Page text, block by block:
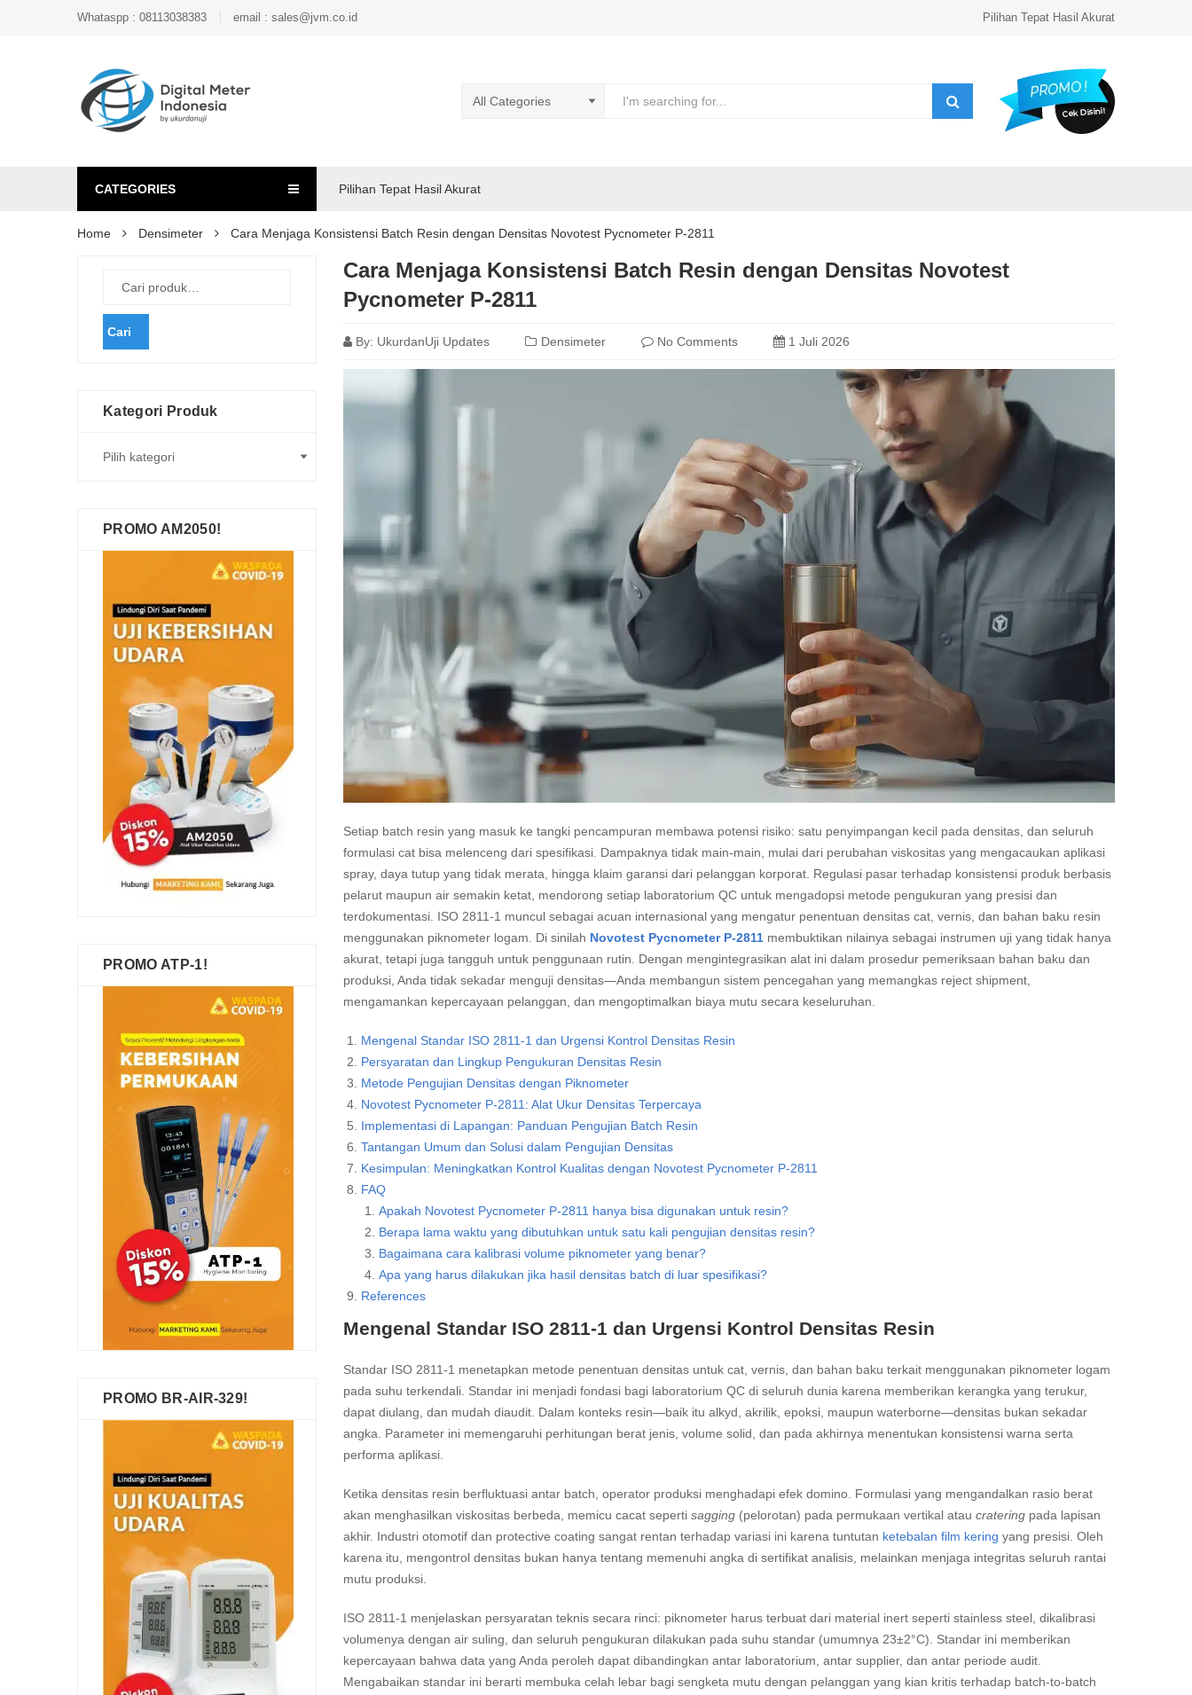
Whataspp : 08113038383 email : sales@jvm.co.id Pilihan Tepat Hasil Akurat
CATEGORIES Pilihan Tepat Hasil Akurat
Home Densimeter Cara Menjaga Konsistensi Batch Resin dengan Densitas Novotest Pycnometer P-2811
Cara Menjaga Konsistensi Batch Resin dengan Densitas Novotest
Pycnometer P-2811
By: UkurdanUji Updates Densimeter No Comments 1 Juli 2026
Setiap batch resin yang masuk ke tangki pencampuran membawa potensi risiko: satu penyimpangan kecil pada densitas, dan seluruh
formulasi cat bisa melenceng dari spesifikasi. Dampaknya tidak main-main, mulai dari perubahan viskositas yang mengacaukan aplikasi
spray, daya tutup yang tidak merata, hingga klaim garansi dari pelanggan korporat. Regulasi pasar terhadap konsistensi produk berbasis
pelarut maupun air semakin ketat, mendorong setiap laboratorium QC untuk mengadopsi metode pengukuran yang presisi dan
terdokumentasi. ISO 2811-1 muncul sebagai acuan internasional yang mengatur penentuan densitas cat, vernis, dan bahan baku resin
menggunakan piknometer logam. Di sinilah Novotest Pycnometer P-2811 membuktikan nilainya sebagai instrumen uji yang tidak hanya
akurat, tetapi juga tangguh untuk penggunaan rutin. Dengan mengintegrasikan alat ini dalam prosedur pemeriksaan bahan baku dan
produksi, Anda tidak sekadar menguji densitas—Anda membangun sistem pencegahan yang memangkas reject shipment,
mengamankan kepercayaan pelanggan, dan mengoptimalkan biaya mutu secara keseluruhan.
Mengenal Standar ISO 2811-1 dan Urgensi Kontrol Densitas Resin
Persyaratan dan Lingkup Pengukuran Densitas Resin
Metode Pengujian Densitas dengan Piknometer
Novotest Pycnometer P-2811: Alat Ukur Densitas Terpercaya
Implementasi di Lapangan: Panduan Pengujian Batch Resin
Tantangan Umum dan Solusi dalam Pengujian Densitas
Kesimpulan: Meningkatkan Kontrol Kualitas dengan Novotest Pycnometer P-2811
FAQ
Apakah Novotest Pycnometer P-2811 hanya bisa digunakan untuk resin?
Berapa lama waktu yang dibutuhkan untuk satu kali pengujian densitas resin?
Bagaimana cara kalibrasi volume piknometer yang benar?
Apa yang harus dilakukan jika hasil densitas batch di luar spesifikasi?
References
Mengenal Standar ISO 2811-1 dan Urgensi Kontrol Densitas Resin
Standar ISO 2811-1 menetapkan metode penentuan densitas untuk cat, vernis, dan bahan baku terkait menggunakan piknometer logam
pada suhu terkendali. Standar ini menjadi fondasi bagi laboratorium QC di seluruh dunia karena memberikan kerangka yang terukur,
dapat diulang, dan mudah diaudit. Dalam konteks resin—baik itu alkyd, akrilik, epoksi, maupun waterborne—densitas bukan sekadar
angka. Parameter ini memengaruhi perhitungan berat jenis, volume solid, dan pada akhirnya menentukan konsistensi warna serta
performa aplikasi.
Ketika densitas resin berfluktuasi antar batch, operator produksi menghadapi efek domino. Formulasi yang mengandalkan rasio berat
akan menghasilkan viskositas berbeda, memicu cacat seperti sagging (pelorotan) pada permukaan vertikal atau cratering pada lapisan
akhir. Industri otomotif dan protective coating sangat rentan terhadap variasi ini karena tuntutan ketebalan film kering yang presisi. Oleh
karena itu, mengontrol densitas bukan hanya tentang memenuhi angka di sertifikat analisis, melainkan menjaga integritas seluruh rantai
mutu produksi.
ISO 2811-1 menjelaskan persyaratan teknis secara rinci: piknometer harus terbuat dari material inert seperti stainless steel, dikalibrasi
volumenya dengan air suling, dan seluruh pengukuran dilakukan pada suhu standar (umumnya 23±2°C). Standar ini memberikan
kepercayaan bahwa data yang Anda peroleh dapat dibandingkan antar laboratorium, antar supplier, dan antar periode audit.
Mengabaikan standar ini berarti membuka celah lebar bagi sengketa mutu dengan pelanggan yang kian kritis terhadap batch-to-batch
Cari
Kategori Produk
PROMO AM2050!
PROMO ATP-1!
PROMO BR-AIR-329!